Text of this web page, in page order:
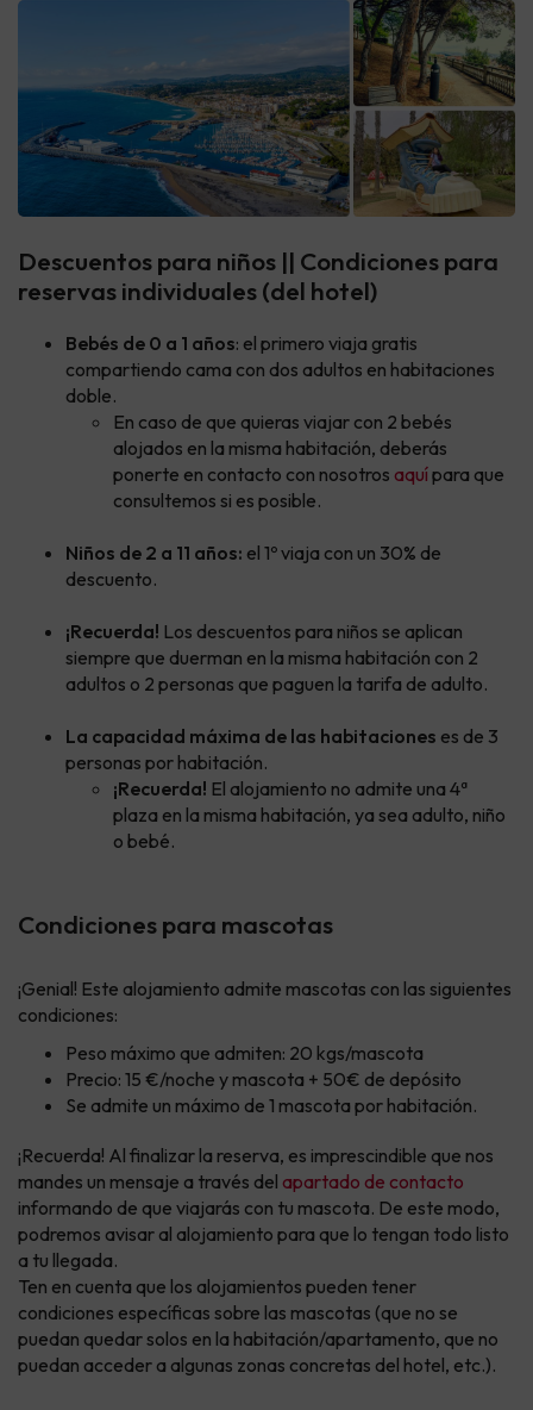
Descuentos para niños || Condiciones para
reservas individuales (del hotel)
Bebés de 0 a 1 años: el primero viaja gratis
compartiendo cama con dos adultos en habitaciones
doble.
En caso de que quieras viajar con 2 bebés
alojados en la misma habitación, deberás
ponerte en contacto con nosotros aquípara que
consultemos si es posible.
Niños de 2 a 11 años: el 1º viaja con un 30% de
descuento.
¡Recuerda! Los descuentos para niños se aplican
siempre que duerman en la misma habitación con 2
adultos o 2 personas que paguen la tarifa de adulto.
La capacidad máxima de las habitaciones es de 3
personas por habitación.
¡Recuerda! El alojamiento no admite una 4ª
plaza en la misma habitación, ya sea adulto, niño
o bebé.
Condiciones para mascotas
¡Genial! Este alojamiento admite mascotas con las siguientes
condiciones:
Peso máximo que admiten: 20 kgs/mascota
Precio: 15 €/noche y mascota + 50€ de depósito
Se admite un máximo de 1 mascota por habitación.
¡Recuerda! Al finalizar la reserva, es imprescindible que nos
mandes un mensaje a través del apartado de contacto
informando de que viajarás con tu mascota. De este modo,
podremos avisar al alojamiento para que lo tengan todo listo
a tu llegada.
Ten en cuenta que los alojamientos pueden tener
condiciones específicas sobre las mascotas (que no se
puedan quedar solos en la habitación/apartamento, que no
puedan acceder a algunas zonas concretas del hotel, etc.).